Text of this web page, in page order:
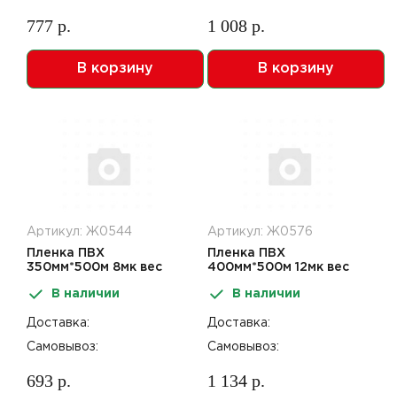
777 р.
В корзину
1 008 р.
В корзину
Артикул: Ж0544
Пленка ПВХ
350мм*500м 8мк вес
В наличии
Доставка:
Самовывоз:
693 р.
Артикул: Ж0576
Пленка ПВХ
400мм*500м 12мк вес
В наличии
Доставка:
Самовывоз:
1 134 р.